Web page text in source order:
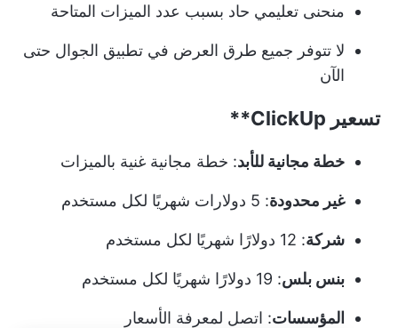
منحنى تعليمي حاد بسبب عدد الميزات المتاحة
لا تتوفر جميع طرق العرض في تطبيق الجوال حتى
الآن
تسعير ClickUp**
خطة مجانية للأبد: خطة مجانية غنية بالميزات
غير محدودة: 5 دولارات شهريًا لكل مستخدم
شركة: 12 دولارًا شهريًا لكل مستخدم
بنس بلس: 19 دولارًا شهريًا لكل مستخدم
المؤسسات: اتصل لمعرفة الأسعار